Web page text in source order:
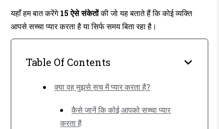
सच्चा
प्यार
करता
यहाँ हम बात करेंगे15 ऐसे संकेतोंकी जो यह बताते हैं कि कोई व्यक्ति
आपसे सच्चा प्यार करता है या सिर्फ समय बिता रहा है।
Table Of Contents
क्या वह मुझसे सच में प्यार करता है?
कैसे जानें कि कोई आपको सच्चा प्यार
करता है